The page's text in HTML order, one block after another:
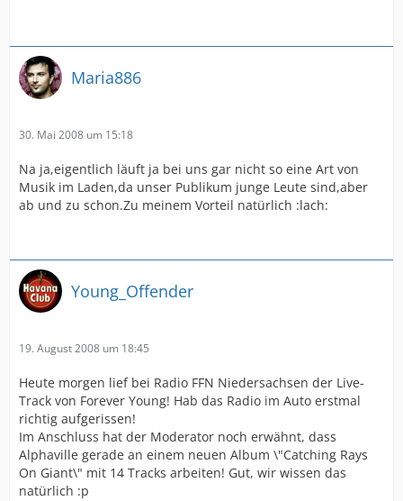
Maria886
30. Mai 2008 um 15:18
Na ja,eigentlich läuft ja bei uns gar nicht so eine Art von
Musik im Laden,da unser Publikum junge Leute sind,aber
ab und zu schon.Zu meinem Vorteil natürlich :lach:
Young_Offender
19. August 2008 um 18:45
Heute morgen lief bei Radio FFN Niedersachsen der Live-
Track von Forever Young! Hab das Radio im Auto erstmal
richtig aufgerissen!
Im Anschluss hat der Moderator noch erwähnt, dass
Alphaville gerade an einem neuen Album \"Catching Rays
On Giant\" mit 14 Tracks arbeiten! Gut, wir wissen das
natürlich :p